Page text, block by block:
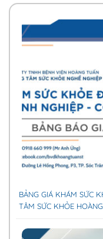
BẢNG GIÁ KHÁM SỨC
TÂM SỨC KHỎE